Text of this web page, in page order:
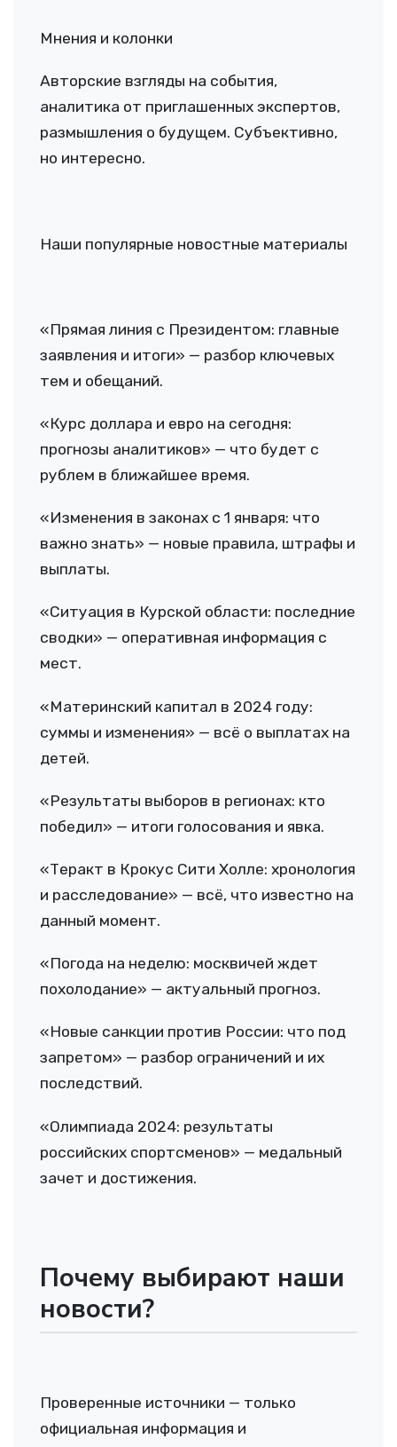
Мнения и колонки
Авторские взгляды на события,
аналитика от приглашенных экспертов,
размышления о будущем. Субъективно,
но интересно.
Наши популярные новостные материалы
«Прямая линия с Президентом: главные
заявления и итоги» — разбор ключевых
тем и обещаний.
«Курс доллара и евро на сегодня:
прогнозы аналитиков» — что будет с
рублем в ближайшее время.
«Изменения в законах с 1 января: что
важно знать» — новые правила, штрафы и
выплаты.
«Ситуация в Курской области: последние
сводки» — оперативная информация с
мест.
«Материнский капитал в 2024 году:
суммы и изменения» — всё о выплатах на
детей.
«Результаты выборов в регионах: кто
победил» — итоги голосования и явка.
«Теракт в Крокус Сити Холле: хронология
и расследование» — всё, что известно на
данный момент.
«Погода на неделю: москвичей ждет
похолодание» — актуальный прогноз.
«Новые санкции против России: что под
запретом» — разбор ограничений и их
последствий.
«Олимпиада 2024: результаты
российских спортсменов» — медальный
зачет и достижения.
Почему выбирают наши
новости?
Проверенные источники — только
официальная информация и